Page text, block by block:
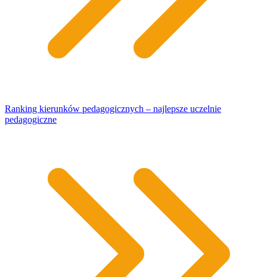
Ranking kierunków pedagogicznych – najlepsze uczelnie
pedagogiczne